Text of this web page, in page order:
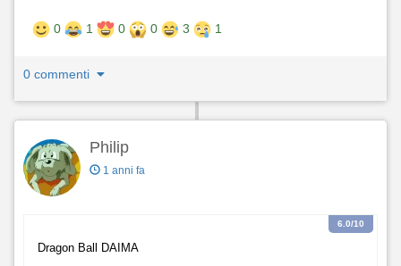
0 1 0 0 3 1
0 commenti
Philip
1 anni fa
Dragon Ball DAIMA
6.0/10